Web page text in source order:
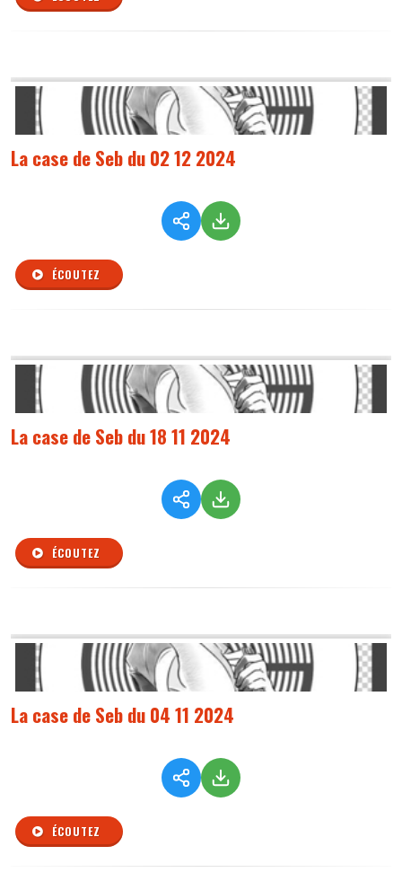
La case de Seb du 02 12 2024
ÉCOUTEZ
La case de Seb du 18 11 2024
ÉCOUTEZ
La case de Seb du 04 11 2024
ÉCOUTEZ